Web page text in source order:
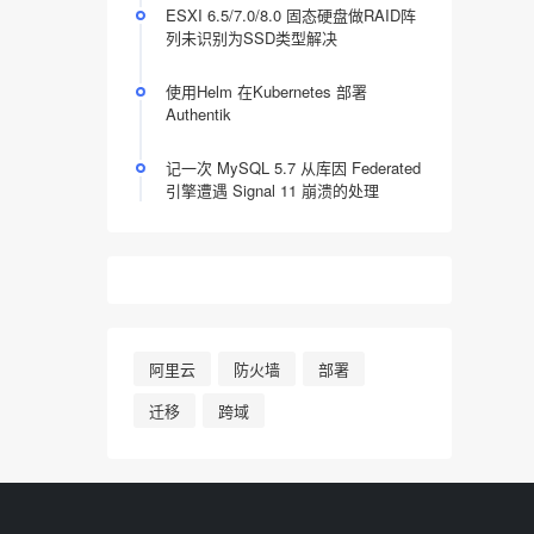
ESXI 6.5/7.0/8.0 固态硬盘做RAID阵
列未识别为SSD类型解决
使用Helm 在Kubernetes 部署
Authentik
记一次 MySQL 5.7 从库因 Federated
引擎遭遇 Signal 11 崩溃的处理
阿里云 防火墙
部署
迁移
跨域